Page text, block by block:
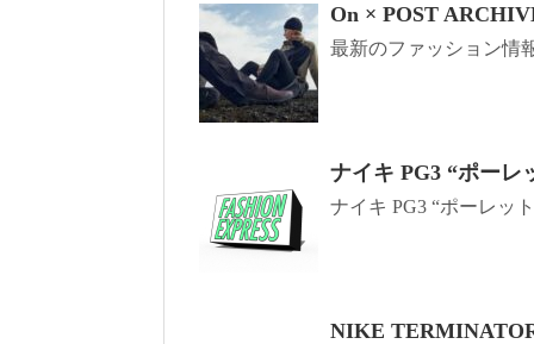
On × POST
最新のファッション情
ナイキ PG3 “ポーレ
ナイキ PG3 “ポーレッ
NIKE